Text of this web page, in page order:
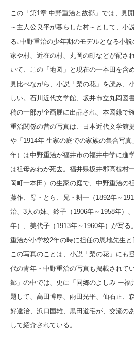
この「第1章 中野重治と故郷」では、見
～主人公良平が暮らした村～として、小
る､中野重治の少年期のモデルとなる小
家や村、近在の村、丸岡の町などが配さ
いて、この「地図」と現在の一本田を含
見比べながら、小説「梨の花」を読み、
しい。石川近代文学館、坂井市立丸岡図
稿の一部が企画展に出品され、本図録で
重治関係の昔の写真は、日本近代文学館
や「1914年 生家の庭での家族の集合写
年）は中野重治が福井市の福井中学に進
は祖母みわが死去。福井県坂井郡高椋村
岡町一本田）の生家の庭で、中野重治の
藤作、母・とら、兄・耕一（1892年～
治、3人の妹、鈴子（1906年～1958年）
年）、美代子（1913年～1960年）が写
重治が小学校2年の時に担任の恩地先生と
この写真のことは、小説「梨の花」にも
代の青年・中野重治の写真も掲載されて
郷」の中では、更に「同郷のよしみ ー福
題して、高田博厚、雨田光平、仙石正、
好達治、浜口国雄、黒田道宅が、交流の
して紹介されている。